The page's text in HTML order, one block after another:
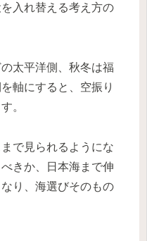
入れ替える考え方の
太平洋側、秋冬は福
軸にすると、空振り
。
で見られるようにな
きか、日本海まで伸
り、海選びそのもの